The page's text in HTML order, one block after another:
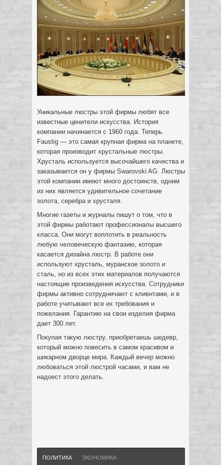
Уникальные люстры этой фирмы любят все
известные ценители искусства. История
компании начинается с 1960 года. Теперь
Faustig — это самая крупная фирма на планете,
которая производит хрустальные люстры.
Хрусталь используется высочайшего качества и
заказывается он у фирмы Swarovski AG. Люстры
этой компании имеют много достоинств, одним
из них является удивительное сочетание
золота, серебра и хрусталя.
Многие газеты и журналы пишут о том, что в
этой фирмы работают профессионалы высшего
класса. Они могут воплотить в реальность
любую человеческую фантазию, которая
касается дизайна люстр. В работе они
используют хрусталь, муранское золото и
сталь, но из всех этих материалов получаются
настоящие произведения искусства. Сотрудники
фирмы активно сотрудничают с клиентами, и в
работе учитывают все их требования и
пожелания. Гарантию на свои изделия фирма
дает 300 лет.
Покупая такую люстру, приобретаешь шедевр,
который можно повесить в самом красивом и
шикарном дворце мира. Каждый вечер можно
любоваться этой люстрой часами, и вам не
надоест этого делать.
ПОЛИТИКА ЭКОНОМИКА